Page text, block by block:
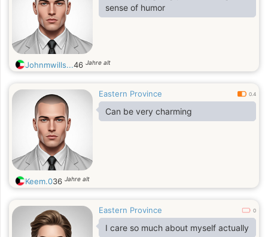
sense of humor
Johnmwills...46 Jahre alt
Eastern Province 0.4
Can be very charming
Keem.036 Jahre alt
Eastern Province 0
I care so much about myself actually